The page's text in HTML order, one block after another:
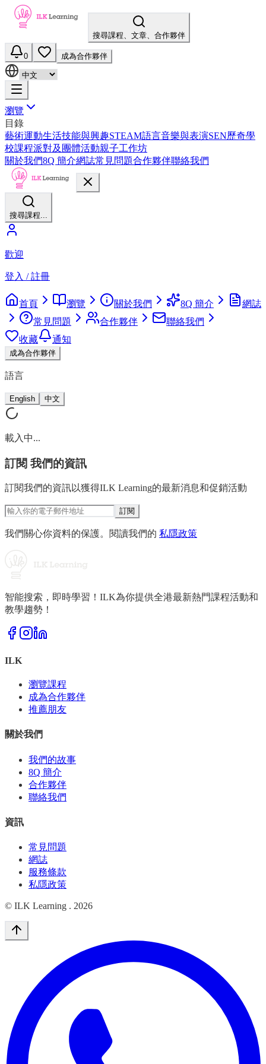
搜尋課程、文章、合作夥伴
0 成為合作夥伴
瀏覽
目錄
藝術運動生活技能與興趣STEAM語言音樂與表演SEN歷奇學
校課程派對及團體活動親子工作坊
關於我們8Q 簡介網誌常見問題合作夥伴聯絡我們
搜尋課程...
歡迎
登入 / 註冊
首頁 瀏覽 關於我們 8Q 簡介
網誌
常見問題
合作夥伴
聯絡我們
收藏
通知
成為合作夥伴
語言
English 中文
載入中...
訂閱 我們的資訊
訂閱我們的資訊以獲得ILK Learning的最新消息和促銷活動
訂閱
我們關心你資料的保護。閱讀我們的 私隱政策
智能搜索，即時學習！ILK為你提供全港最新熱門課程活動和
教學趨勢！
ILK
瀏覽課程
成為合作夥伴
推薦朋友
關於我們
我們的故事
8Q 簡介
合作夥伴
聯絡我們
資訊
常見問題
網誌
服務條款
私隱政策
© ILK Learning . 2026